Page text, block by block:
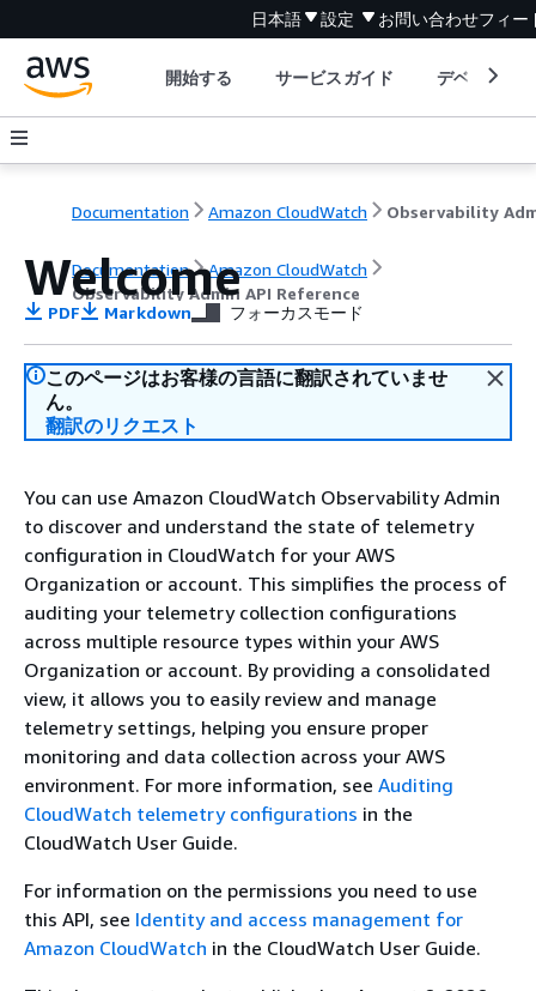
日本語 設定 お問い合わせフィー
開始する サービスガイド デベロッパ
Documentation Amazon CloudWatch
Documentation
Amazon CloudWatch
Observability Admin API Reference
Welcome
PDF Markdown フォーカスモード
このページはお客様の言語に翻訳されていませ
ん。
翻訳のリクエスト
You can use Amazon CloudWatch Observability Admin
to discover and understand the state of telemetry
configuration in CloudWatch for your AWS
Organization or account. This simplifies the process of
auditing your telemetry collection configurations
across multiple resource types within your AWS
Organization or account. By providing a consolidated
view, it allows you to easily review and manage
telemetry settings, helping you ensure proper
monitoring and data collection across your AWS
environment. For more information, see Auditing
CloudWatch telemetry conﬁgurations in the
CloudWatch User Guide.
For information on the permissions you need to use
this API, see Identity and access management for
Amazon CloudWatch in the CloudWatch User Guide.